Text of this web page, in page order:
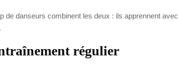
de danseurs combinent les deux : ils apprennent
régulier